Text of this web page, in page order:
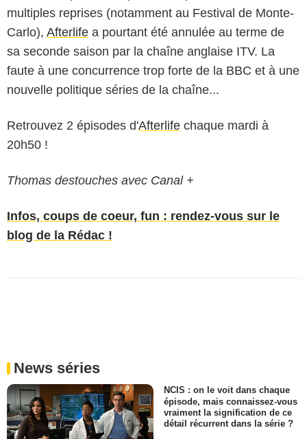
multiples reprises (notamment au Festival de Monte-
Carlo), Afterlife a pourtant été annulée au terme de
sa seconde saison par la chaîne anglaise ITV. La
faute à une concurrence trop forte de la BBC et à une
nouvelle politique séries de la chaîne...
Retrouvez 2 épisodes d'Afterlife chaque mardi à
20h50 !
Thomas destouches avec Canal +
Infos, coups de coeur, fun : rendez-vous sur le
blog de la Rédac !
News séries
NCIS : on le voit dans chaque
épisode, mais connaissez-vous
vraiment la signification de ce
détail récurrent dans la série ?